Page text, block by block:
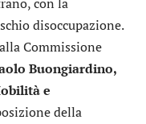
disoccupazione.
Commissione
Buongiardino,
e
della